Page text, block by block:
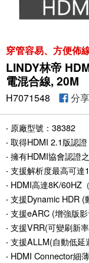
穿管容易、方便佈
LINDY林帝
電混合線, 20M
H7071548 分享
‧ 原廠型號：38382
‧ 取得HDMI 2.1版認
‧ 擁有HDMI協會認證
‧ 支援解析度最高可
‧ HDMI高達8K/60HZ
‧ 支援Dynamic HDR
‧ 支援eARC (增強版
‧ 支援VRR(可變刷新
‧ 支援ALLM(自動低延
‧ HDMI Connector細